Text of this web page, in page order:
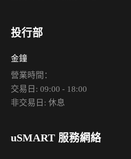
投行部
金鐘
營業時間：
交易日: 09:00 - 18:00
非交易日: 休息
uSMART 服務網絡